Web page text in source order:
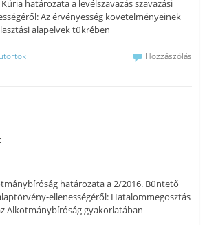
Kúria határozata a levélszavazás szavazási
Az érvényesség követelményeinek
alapelvek tükrében
Hozzászólás
határozata a 2/2016. Büntető
ellenességéről: Hatalommegosztás
Alkotmánybíróság gyakorlatában